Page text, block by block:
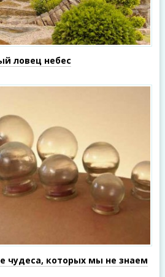
ловец небес
чудеса, которых мы не знаем